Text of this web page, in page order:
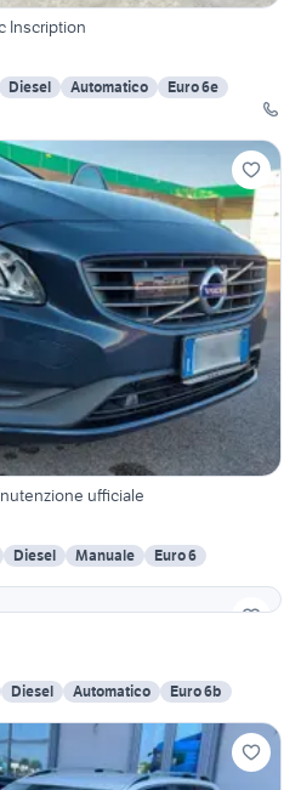
Inscription
Diesel Automatico
Euro 6e
ufficiale
Diesel Manuale
Euro 6
Diesel Automatico Euro 6b